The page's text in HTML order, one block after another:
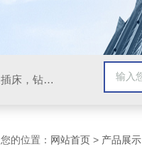
数控车床，加工中心，数控铣床，立钻，台钻，摇臂钻床，锯床，牛头刨床，磨床，插床，钻铣床，滚齿机
您的位置： 网站首页 > 产品展示